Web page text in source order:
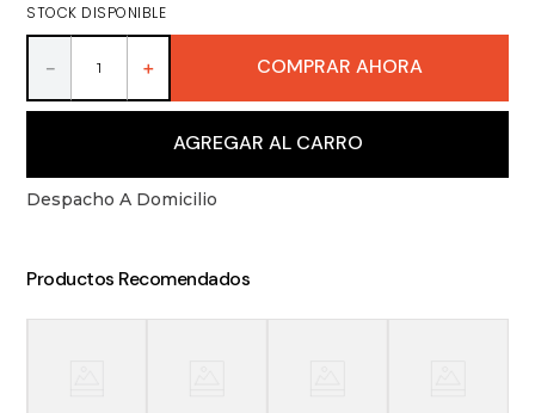
9.
packs
10
miniaturas
STOCK DISPONIBLE
＋
－ COMPRAR AHORA
AGREGAR AL CARRO
Despacho A Domicilio
Productos Recomendados